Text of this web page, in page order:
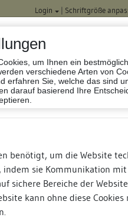
um Ihnen ein
verschiedene Arten von
erfahren Sie, welche das sind
darauf basierend Ihre
benötigt, um die Website
indem sie Kommunikation
sichere Bereiche der Website
kann ohne diese Cookies
Login | Schriftgröße
Datenbank
Freie